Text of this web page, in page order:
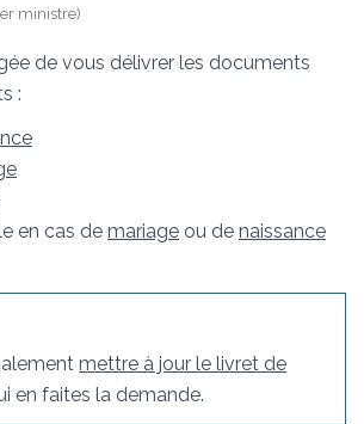
ministre)
de vous délivrer les documents
:
en cas de mariage ou de naissance
mettre à jour le livret de
en faites la demande.